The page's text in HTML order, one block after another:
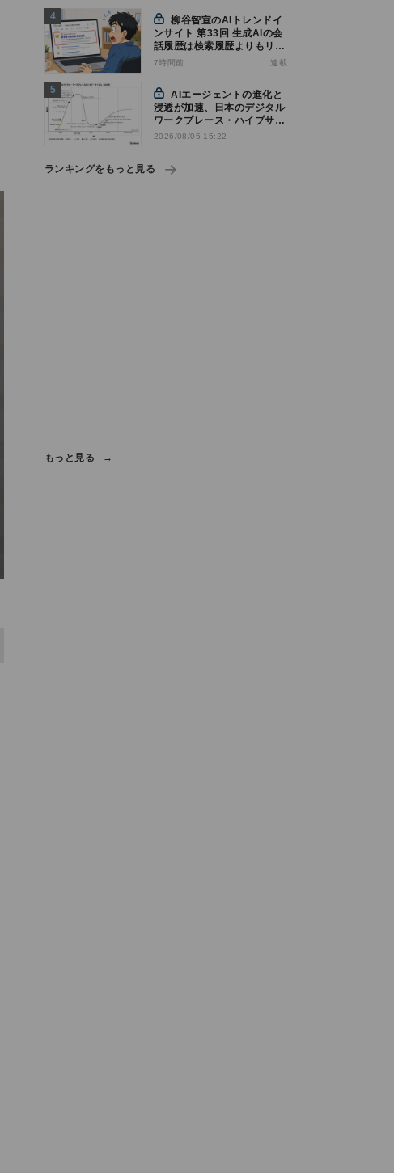
柳谷智宣のAIトレンドイ
ンサイト 第33回 生成AIの会
話履歴は検索履歴よりもリス
キー？今のうちに情報漏洩対
7時間前 連載
AIエージェントの進化と
浸透が加速、日本のデジタル
ワークプレース・ハイプサイ
クルをガートナーが発表
2026/08/05 15:22
ランキングをもっと見る
もっと見る